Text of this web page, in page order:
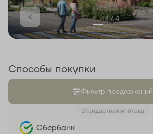
1 / 4
Способы покупки
Фильтр предложений
Стандартная ипотека
Сбербанк